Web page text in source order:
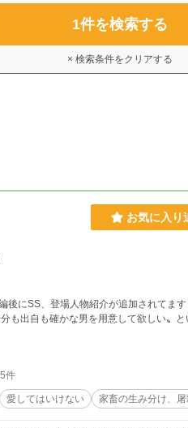
1件を検索する
× 検索条件をクリアする
お気に入り
登場人物紹介が追加されてます 魔術師の国に、
も出自も確かな男を用意して欲しい〟
件
愛してはいけない 家畜の生み分け、